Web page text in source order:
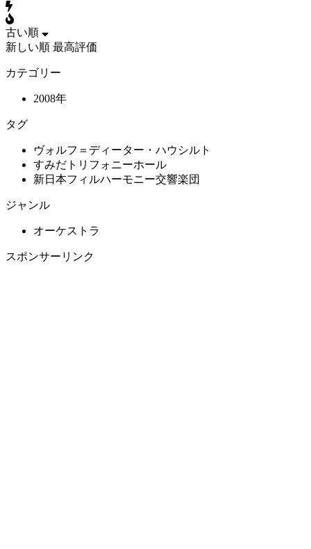
古い順
新しい順 最高評価
カテゴリー
2008年
タグ
ヴォルフ＝ディーター・ハウシルト
すみだトリフォニーホール
新日本フィルハーモニー交響楽団
ジャンル
オーケストラ
スポンサーリンク